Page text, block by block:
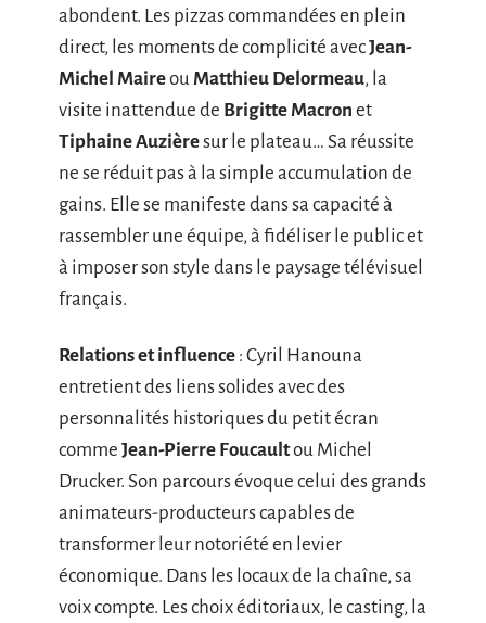
abondent. Les pizzas commandées en plein
direct, les moments de complicité avecJean-
Michel Maireou Matthieu Delormeau, la
visite inattendue de Brigitte Macron et
Tiphaine Auzièresur le plateau… Sa réussite
ne se réduit pas à la simple accumulation de
gains. Elle se manifeste dans sa capacité à
rassembler une équipe, à fidéliser le public et
à imposer son style dans le paysage télévisuel
français.
Relations et influence : Cyril Hanouna
entretient des liens solides avec des
personnalités historiques du petit écran
comme Jean-Pierre Foucaultou Michel
Drucker. Son parcours évoque celui des grands
animateurs-producteurs capables de
transformer leur notoriété en levier
économique. Dans les locaux de la chaîne, sa
voix compte. Les choix éditoriaux, le casting, la